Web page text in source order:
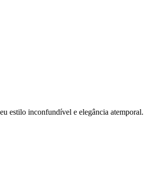
estilo inconfundível e elegância atemporal.